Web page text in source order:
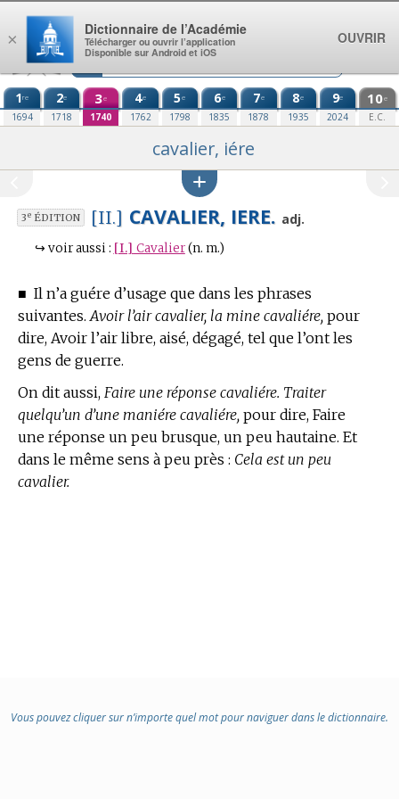
Aller au contenu
1re
1694
2e
1718
3e
1740
4e
1762
5e
1798
6e
1835
7e
1878
8e
1935
9e
2024
10e
E.C.
cavalier, iére
3eÉDITION [II.] CAVALIER, IERE. adj.
↪ voir aussi : [I.] Cavalier (n. m.)
■ Il n’a guére d’usage que dans les phrases
suivantes. Avoir l’air cavalier, la mine cavaliére, pour
dire, Avoir l’air libre, aisé, dégagé, tel que l’ont les
gens de guerre.
On dit aussi, Faire une réponse cavaliére. Traiter
quelqu’un d’une maniére cavaliére, pour dire, Faire
une réponse un peu brusque, un peu hautaine. Et
dans le même sens à peu près : Cela est un peu
cavalier.
Vous pouvez cliquer sur n’importe quel mot pour naviguer dans le dictionnaire.
×
Dictionnaire de l’Académie
Télécharger ou ouvrir l’application
Disponible sur Android et iOS
OUVRIR